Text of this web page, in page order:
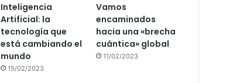
Inteligencia
Artificial: la
tecnología que
está cambiando el
mundo
15/02/2023
Vamos
encaminados
hacia una «brecha
cuántica» global
11/02/2023